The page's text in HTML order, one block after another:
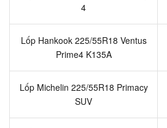
4
Lốp Hankook 225/55R18 Ventus
Prime4 K135A
Lốp Michelin 225/55R18 Primacy
SUV